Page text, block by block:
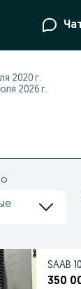
2020 г.
2026 г.
SAAB
350